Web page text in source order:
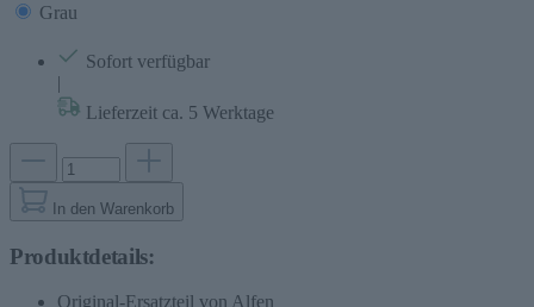
Grau
Sofort verfügbar
|
Lieferzeit ca. 5 Werktage
In den Warenkorb
Produktdetails:
Original-Ersatzteil von Alfen